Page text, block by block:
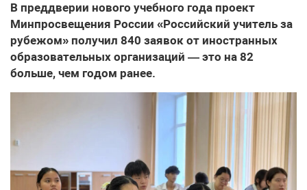
В преддверии нового учебного года проект
Минпросвещения России «Российский учитель за
рубежом» получил 840 заявок от иностранных
образовательных организаций — это на 82
больше, чем годом ранее.